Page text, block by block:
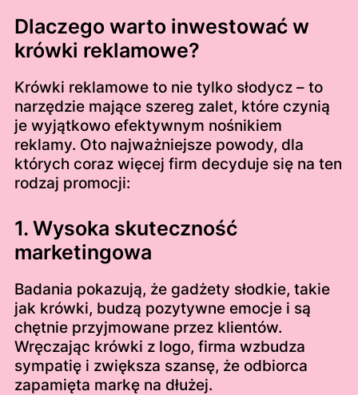
Dlaczego warto inwestować w
krówki reklamowe?
Krówki reklamowe to nie tylko słodycz – to
narzędzie mające szereg zalet, które czynią
je wyjątkowo efektywnym nośnikiem
reklamy. Oto najważniejsze powody, dla
których coraz więcej firm decyduje się na ten
rodzaj promocji:
1. Wysoka skuteczność
marketingowa
Badania pokazują, że gadżety słodkie, takie
jak krówki, budzą pozytywne emocje i są
chętnie przyjmowane przez klientów.
Wręczając krówki z logo, firma wzbudza
sympatię i zwiększa szansę, że odbiorca
zapamięta markę na dłużej.